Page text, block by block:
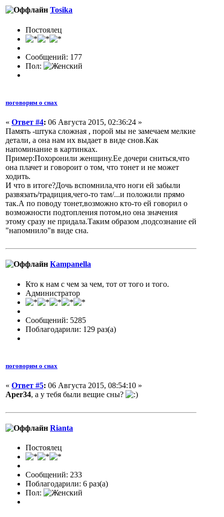
Tosika
Постоялец
Сообщений: 177
Пол:
поговорим о снах
« Ответ #4: 06 Августа 2015, 02:36:24 »
Память -штука сложная , порой мы не замечаем мелкие
детали, а она нам их выдает в виде снов.Как
напоминание в картинках.
Пример:Похоронили женщину.Ее дочери сниться,что
она плачет и говороит о том, что тонет и не может
ходить.
И что в итоге?Дочь вспомнила,что ноги ей забыли
развязать/традиция,чего-то там/...и положили прямо
так.А по поводу тонет,возможно кто-то ей говорил о
возможности подтопления потом,но она значения
этому сразу не придала.Таким образом ,подсознание ей
"напомнило"в виде сна.
Кampanella
Кто к нам с чем за чем, тот от того и того.
Администратор
Сообщений: 5285
Поблагодарили: 129 раз(а)
поговорим о снах
« Ответ #5: 06 Августа 2015, 08:54:10 »
Aper34, а у тебя были вещие сны?
Rianta
Постоялец
Сообщений: 233
Поблагодарили: 6 раз(а)
Пол: